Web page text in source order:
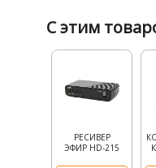
С этим
РЕСИВЕР
ЭФИР HD-215